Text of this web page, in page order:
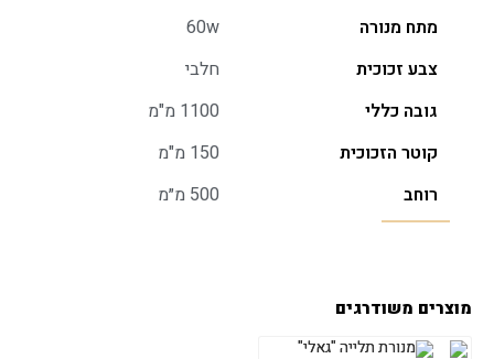
מתח מנורה
60w
צבע זכוכית
חלבי
גובה כללי
1100 מ"מ
קוטר הזכוכית
150 מ"מ
רוחב
500 מ״מ
מוצרים משודרגים